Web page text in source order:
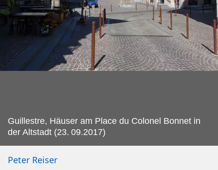
Guillestre, Häuser am Place du Colonel Bonnet in
der Altstadt (23. 09.2017)
Peter Reiser